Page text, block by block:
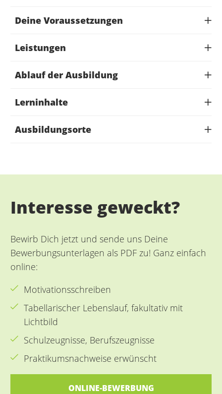
Deine Voraussetzungen
Leistungen
Ablauf der Ausbildung
Lerninhalte
Ausbildungsorte
Interesse geweckt?
Bewirb Dich jetzt und sende uns Deine
Bewerbungsunterlagen als PDF zu! Ganz einfach
online:
Motivationsschreiben
Tabellarischer Lebenslauf, fakultativ mit
Lichtbild
Schulzeugnisse, Berufszeugnisse
Praktikumsnachweise erwünscht
ONLINE-BEWERBUNG